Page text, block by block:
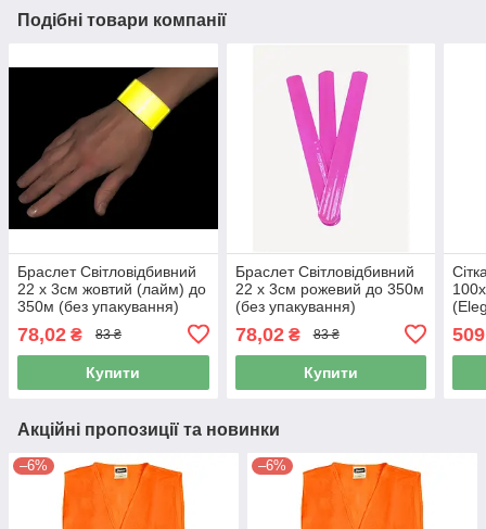
Подібні товари компанії
Браслет Світловідбивний
22 х 3см жовтий (лайм) до
350м (без упакування)
78,02 ₴ 83 ₴
Купити
Браслет Світловідбивний
22 х 3см рожевий до 350м
(без упакування)
78,02₴ 83 ₴
Купити
Акційні пропозиції та новинки
–6% –6%